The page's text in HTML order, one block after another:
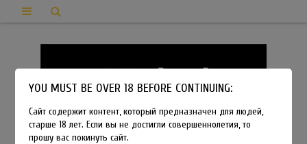
YOU MUST BE OVER 18 BEFORE CONTINUING:
Сайт содержит контент, который предназначен для людей,
старше 18 лет. Если вы не достигли совершеннолетия, то
прошу вас покинуть сайт.